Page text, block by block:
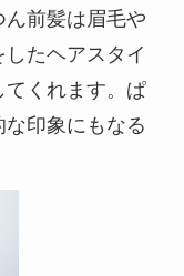
前髪は眉毛や
たヘアスタイ
てくれます。ぱ
印象にもなる